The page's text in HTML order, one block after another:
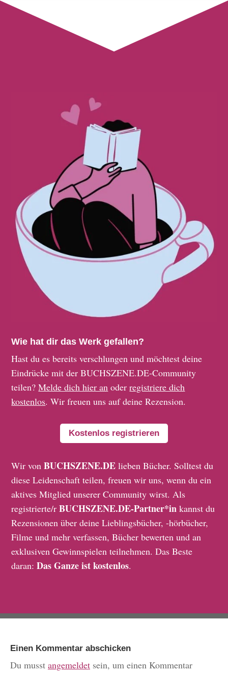
Wie hat dir das Werk gefallen?
Hast du es bereits verschlungen und möchtest deine
Eindrücke mit der BUCHSZENE.DE-Community
teilen?Melde dich hier an oderregistriere dich
kostenlos. Wir freuen uns auf deine Rezension.
Kostenlos registrieren
Wir vonBUCHSZENE.DE lieben Bücher. Solltest du
diese Leidenschaft teilen, freuen wir uns, wenn du ein
aktives Mitglied unserer Community wirst. Als
registrierte/rBUCHSZENE.DE-Partner*in kannst du
Rezensionen über deine Lieblingsbücher, -hörbücher,
Filme und mehr verfassen, Bücher bewerten und an
exklusiven Gewinnspielen teilnehmen. Das Beste
daran:Das Ganze ist kostenlos.
Einen Kommentar abschicken
Du musst angemeldet sein, um einen Kommentar